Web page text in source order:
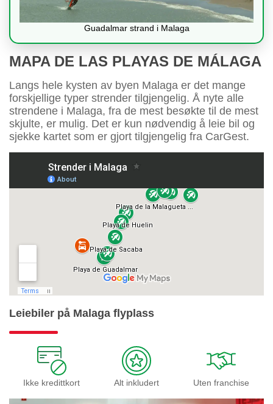
Guadalmar strand i Malaga
MAPA DE LAS PLAYAS DE MÁLAGA
Langs hele kysten av byen Malaga er det mange
forskjellige typer strender tilgjengelig. Å nyte alle
strendene i Malaga, fra de mest besøkte til de mest
skjulte, er mulig. Det er kun nødvendig å leie bil og
sjekke kartet som er gjort tilgjengelig fra CarGest.
Leiebiler på Malaga flyplass
Ikke kredittkort Alt inkludert Uten franchise